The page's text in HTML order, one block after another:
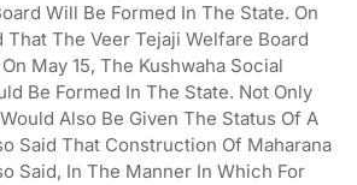
Will Be Formed In The State. On
That The Veer Tejaji Welfare Board
May 15, The Kushwaha Social
Be Formed In The State. Not Only
Also Be Given The Status Of A
Said That Construction Of Maharana
Said, In The Manner In Which For